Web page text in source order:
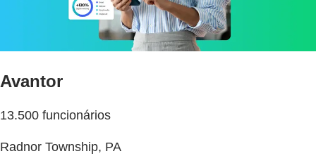
Avantor
13.500 funcionários
Radnor Township, PA